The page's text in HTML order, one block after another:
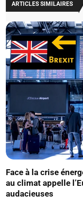
ARTICLES SIMILAIRES
Face à la crise
au climat appelle
audacieuses